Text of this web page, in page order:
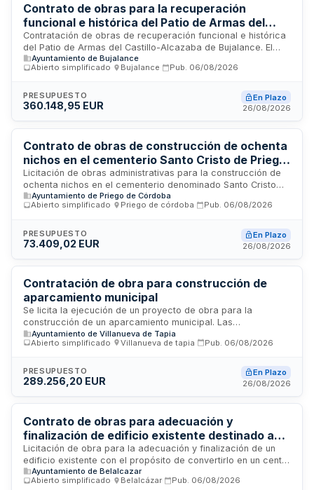
Contrato de obras para la recuperación
funcional e histórica del Patio de Armas del
Castillo-Alcazaba de Bujalance
Contratación de obras de recuperación funcional e histórica
del Patio de Armas del Castillo-Alcazaba de Bujalance. El
procedimiento de selección es abierto simplificado
conforme a la Ley de Contratos del Sector Público. Las
de tierras, mampostería y construcción en monumentos
históricos. El contrato no se divide en lotes por dificultades
Ayuntamiento de Bujalance
Abierto simplificado
Bujalance Pub. 06/08/2026
PRESUPUESTO
360.148,95 EUR
En Plazo
26/08/2026
Contrato de obras de construcción de ochenta
nichos en el cementerio Santo Cristo de Priego
de Córdoba
Licitación de obras administrativas para la construcción de
ochenta nichos en el cementerio denominado Santo Cristo
ubicado en la ciudad de Priego de Córdoba. El contrato se
regirá por la Ley de Contratos del Sector Público y
conforme a las especificaciones técnicas del proyecto. Las
ofertas deben ajustarse al presupuesto base establecido,
Ayuntamiento de Priego de Córdoba
Abierto simplificado
Priego de córdoba Pub. 06/08/2026
PRESUPUESTO
73.409,02 EUR
En Plazo
26/08/2026
Contratación de obra para construcción de
aparcamiento municipal
Se licita la ejecución de un proyecto de obra para la
construcción de un aparcamiento municipal. Las
prestaciones comprenden trabajos de demolición,
movimiento de tierras, pavimentación, asfaltado, obras de
alumbrado y señalización. El contrato se adjudicará al precio
más bajo ofertado, siendo éste invariable durante su
no puede dividirse en lotes por exigencias técnicas de
coordinación.
Ayuntamiento de Villanueva de Tapia
Abierto simplificado
Villanueva de tapia Pub. 06/08/2026
PRESUPUESTO
289.256,20 EUR
En Plazo
26/08/2026
Contrato de obras para adecuación y
finalización de edificio existente destinado a
centro de día en Belalcázar
Licitación de obra para la adecuación y finalización de un
edificio existente con el propósito de convertirlo en un centro
de día en Belalcázar. El proyecto está financiado mediante
fondos del Mecanismo de Recuperación y Resiliencia de la
Ayuntamiento de Belalcazar
Abierto simplificado
Belalcázar Pub. 06/08/2026